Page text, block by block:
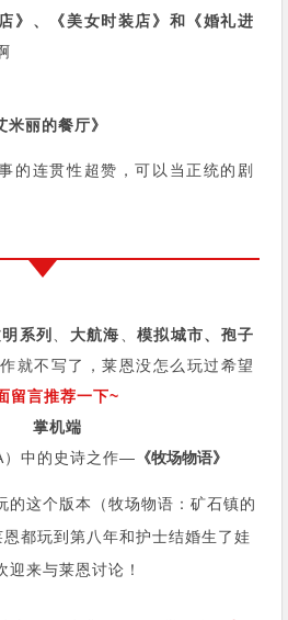
》、《美女时装店》和《婚礼进
米丽的餐厅》
的连贯性超赞，可以当正统的剧
系列 大航海 、模拟城市、孢子
就不写了，莱恩没怎么玩过希望
留言推荐一下~
掌机端
）中的史诗之作— 《牧场物语》
的这个版本（牧场物语：矿石镇的
都玩到第八年和护士结婚生了娃
迎来与莱恩讨论！